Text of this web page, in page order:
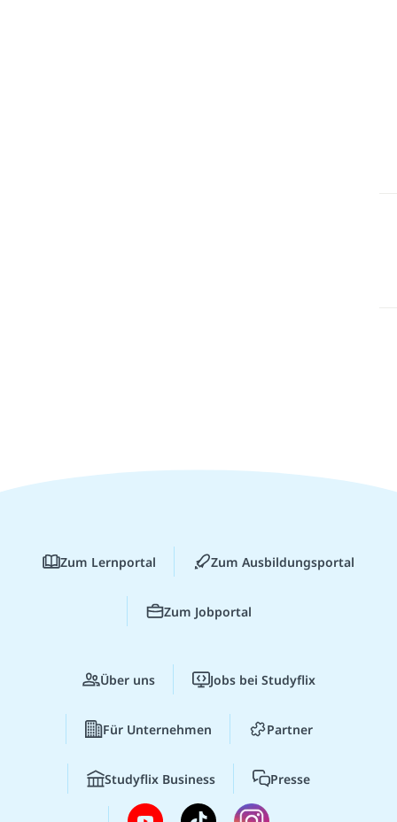
Zum Lernportal Zum Ausbildungsportal
Zum Jobportal
Über uns Jobs bei Studyflix
Für Unternehmen Partner
Studyflix Business Presse